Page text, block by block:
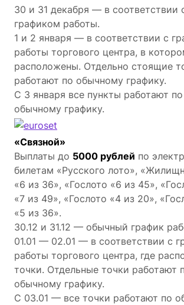
30 и 31 декабря — в соответствии
графиком работы.
1 и 2 января — в соответствии с
работы торгового центра, в
расположены. Отдельно стоящие
работают по обычному графику.
С 3 января все пункты работают
обычному графику.
«Связной»
Выплаты до 5000 рублей по
билетам «Русского лото»,
«6 из 36», «Гослото «6 из 45»,
«7 из 49», «Гослото «4 из 20»,
«5 из 36».
30.12 и 31.12 — обычный график
01.01 — 02.01 — в соответствии с
работы торгового центра, где
точки. Отдельные точки работают
обычному графику.
С 03.01 — все точки работают по